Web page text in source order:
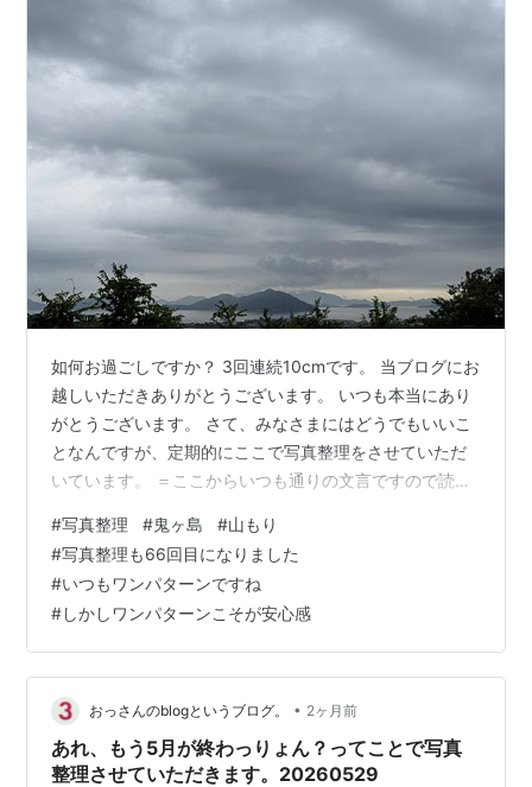
如何お過ごしですか？ 3回連続10cmです。 当ブログにお
越しいただきありがとうございます。 いつも本当にあり
がとうございます。 さて、みなさまにはどうでもいいこ
となんですが、定期的にここで写真整理をさせていただ
いています。 ＝ここからいつも通りの文言ですので読ま
います。 その写真は分類ごとに（例えば、孫の写真と
か）整理します。しかし、分類に含まれないしょうもな
い（消すにはちょっと忍びない）写真がスマホの中に埋
もれているわけです。そこでその埋もれている写真をこ
こで整理することで、スマホ本体のストレージも開放で
きるし、記事も出来ちゃうという素晴ら…
#写真整理 #鬼ヶ島 #山もり
#写真整理も66回目になりました
#いつもワンパターンですね
#しかしワンパターンこそが安心感
おっさんのblogというブログ。 • 2ヶ月前
あれ、もう5月が終わっりょん？ってことで写真
整理させていただきます。20260529